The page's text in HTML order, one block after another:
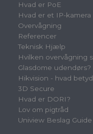
Hvad er PoE
Hvad er et IP-kamera
Overvågning
Referencer
Teknisk Hjælp
Hvilken overvågning
Glasdome udendørs?
Hikvision - hvad
3D Secure
Hvad er DORI?
Lov om pigtråd
Uniview Beslag Guide